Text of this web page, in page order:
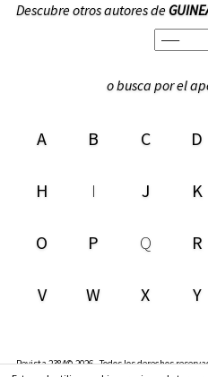
Descubre otros autores de
o busca por el
A B C D
H I J K
O P Q R
V W X Y
Revista 2384© 2026 - Todos los derechos